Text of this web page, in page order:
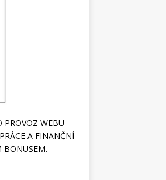
WEBU
A FINANČNÍ
BONUSEM.